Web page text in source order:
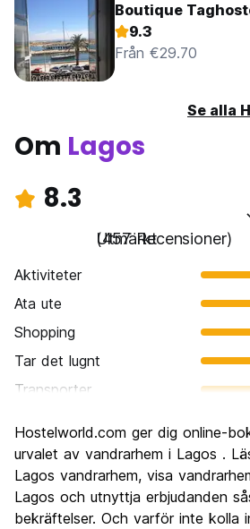
Boutique
9.3
Från €29.70
Se alla
Om Lagos
8.3
Utmärkt
(457 Recensioner)
Aktiviteter
Ata ute
Shopping
Tar det lugnt
Transporter
Kultur
Festa
Värde för pengarna
Hostelworld.com ger dig online-
urvalet av vandrarhem i Lagos .
Lagos vandrarhem, visa
Lagos och utnyttja erbjudanden
bekräftelser. Och varför inte kolla